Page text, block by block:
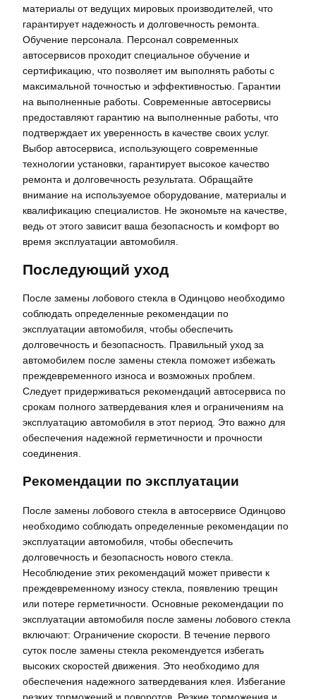
материалы от ведущих мировых производителей, что
гарантирует надежность и долговечность ремонта.
Обучение персонала. Персонал современных
автосервисов проходит специальное обучение и
сертификацию, что позволяет им выполнять работы с
максимальной точностью и эффективностью. Гарантии
на выполненные работы. Современные автосервисы
предоставляют гарантию на выполненные работы, что
подтверждает их уверенность в качестве своих услуг.
Выбор автосервиса, использующего современные
технологии установки, гарантирует высокое качество
ремонта и долговечность результата. Обращайте
внимание на используемое оборудование, материалы и
квалификацию специалистов. Не экономьте на качестве,
ведь от этого зависит ваша безопасность и комфорт во
время эксплуатации автомобиля.
Последующий уход
После замены лобового стекла в Одинцово необходимо
соблюдать определенные рекомендации по
эксплуатации автомобиля, чтобы обеспечить
долговечность и безопасность. Правильный уход за
автомобилем после замены стекла поможет избежать
преждевременного износа и возможных проблем.
Следует придерживаться рекомендаций автосервиса по
срокам полного затвердевания клея и ограничениям на
эксплуатацию автомобиля в этот период. Это важно для
обеспечения надежной герметичности и прочности
соединения.
Рекомендации по эксплуатации
После замены лобового стекла в автосервисе Одинцово
необходимо соблюдать определенные рекомендации по
эксплуатации автомобиля, чтобы обеспечить
долговечность и безопасность нового стекла.
Несоблюдение этих рекомендаций может привести к
преждевременному износу стекла, появлению трещин
или потере герметичности. Основные рекомендации по
эксплуатации автомобиля после замены лобового стекла
включают: Ограничение скорости. В течение первого
суток после замены стекла рекомендуется избегать
высоких скоростей движения. Это необходимо для
обеспечения надежного затвердевания клея. Избегание